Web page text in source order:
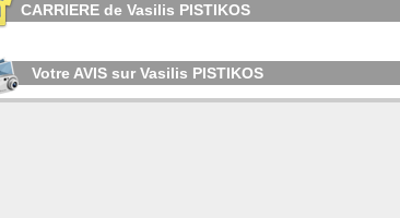
CARRIERE de Vasilis PISTIKOS
Votre AVIS sur Vasilis PISTIKOS